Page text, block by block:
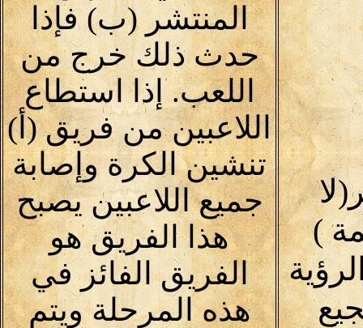
كلمة )
المنتشر (ب) فإذا
حدث ذلك خرج من
اللعب. إذا استطاع
اللاعبين من فريق (أ)
تنشين الكرة وإصابة
جميع اللاعبين يصبح
هذا الفريق هو
الفريق الفائز في
هذه المرحلة ويتم